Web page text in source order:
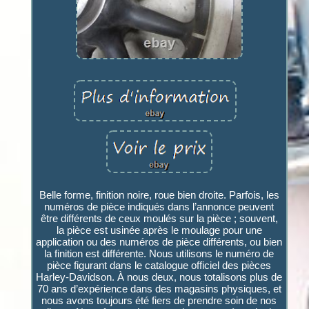
Belle forme, finition noire, roue bien droite. Parfois, les
numéros de pièce indiqués dans l’annonce peuvent
être différents de ceux moulés sur la pièce ; souvent,
la pièce est usinée après le moulage pour une
application ou des numéros de pièce différents, ou bien
la finition est différente. Nous utilisons le numéro de
pièce figurant dans le catalogue officiel des pièces
Harley-Davidson. À nous deux, nous totalisons plus de
70 ans d’expérience dans des magasins physiques, et
nous avons toujours été fiers de prendre soin de nos